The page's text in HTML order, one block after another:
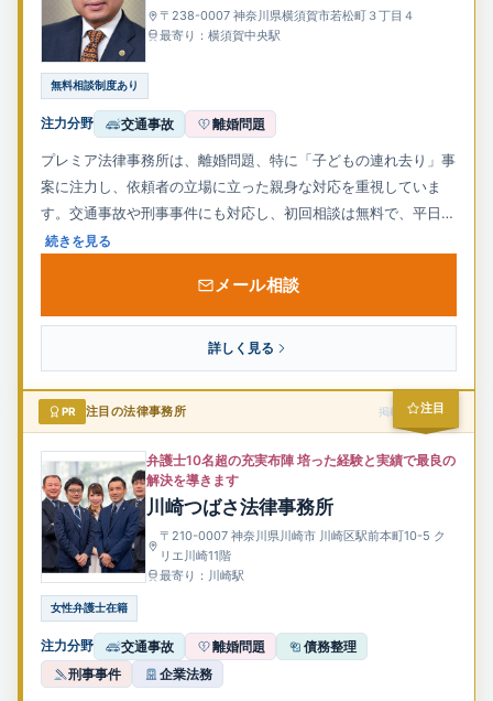
〒238-0007 神奈川県横須賀市若松町３丁目４
最寄り：横須賀中央駅
無料相談制度あり
注力分野 交通事故 離婚問題
プレミア法律事務所は、離婚問題、特に「子どもの連れ去り」事
案に注力し、依頼者の立場に立った親身な対応を重視していま
す。交通事故や刑事事件にも対応し、初回相談は無料で、平日夜
間や土日祝日も事前予約により相談可能です。京急「横須賀中央
ホームな法律事務所として、迅速かつ丁寧な対応を心がけていま
す。
続きを見る
メール相談
詳しく見る
注目
PR 注目の法律事務所 掲載スポンサー
弁護士10名超の充実布陣 培った経験と実績で最良の
解決を導きます
川崎つばさ法律事務所
〒210-0007 神奈川県川崎市 川崎区駅前本町10-5 ク
リエ川崎11階
最寄り：川崎駅
女性弁護士在籍
注力分野 交通事故 離婚問題
債務整理
刑事事件
企業法務